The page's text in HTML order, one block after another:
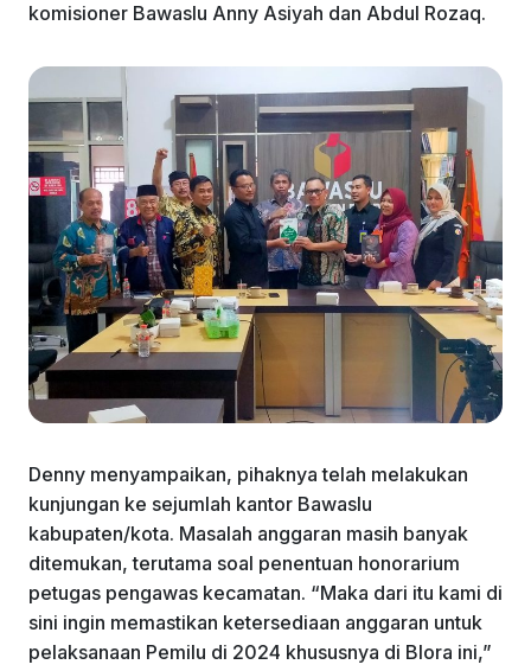
komisioner Bawaslu Anny Asiyah dan Abdul Rozaq.
Denny menyampaikan, pihaknya telah melakukan
kunjungan ke sejumlah kantor Bawaslu
kabupaten/kota. Masalah anggaran masih banyak
ditemukan, terutama soal penentuan honorarium
petugas pengawas kecamatan. “Maka dari itu kami di
sini ingin memastikan ketersediaan anggaran untuk
pelaksanaan Pemilu di 2024 khususnya di Blora ini,”